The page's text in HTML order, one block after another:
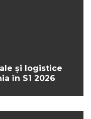
și logistice
în S1 2026